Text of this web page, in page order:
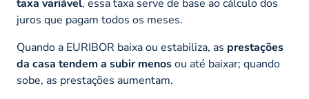
taxa variável, essa taxa serve de base ao cálculo dos
juros que pagam todos os meses.
Quando a EURIBOR baixa ou estabiliza, as prestações
da casa tendem a subir menosou até baixar; quando
sobe, as prestações aumentam.